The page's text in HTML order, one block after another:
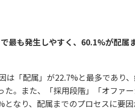
最も発生しやすく、60.1%が配属
は「配属」が22.7%と最多であり
。また、「採用段階」「オファー
となり、配属までのプロセスに要